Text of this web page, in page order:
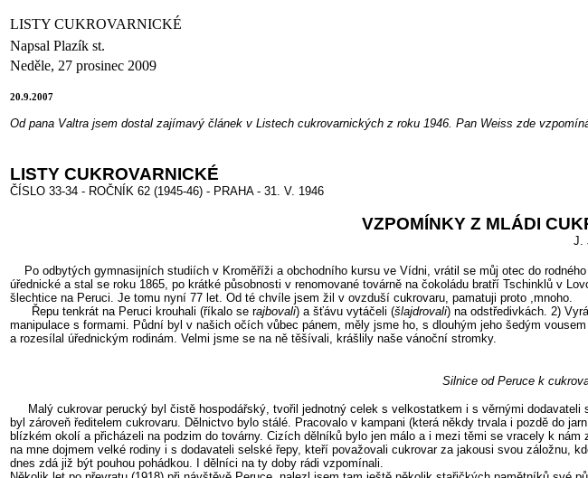
LISTY CUKROVARNICKÉ
Napsal Plazík st.
Neděle, 27 prosinec 2009
20.9.2007
Od pana Valtra jsem dostal zajímavý článek v Listech cukrovarnických z roku 1946. Pan Weiss zde
LISTY CUKROVARNICKÉ
ČÍSLO 33-34 - ROČNÍK 62 (1945-46) - PRAHA - 31. V. 1946
VZPOMÍNKY Z MLÁDI
J.
Po odbytých gymnasijních studiích v Kroměříži a obchodního kursu ve Vídni, vrátil se můj otec do
úřednické a stal se roku 1865, po krátké působnosti v renomované továrně na čokoládu bratří Tschinklů v
šlechtice na Peruci. Je tomu nyní 77 let. Od té chvíle jsem žil v ovzduší cukrovaru, pamatuji proto ,mnoho.
Řepu tenkrát na Peruci krouhali (říkalo se rajbovali) a šťávu vytáčeli (šlajdrovali) na odstředivkách. 2)
manipulace s formami. Půdní byl v našich očích vůbec pánem, měly jsme ho, s dlouhým jeho šedým vousem
a rozesílal úřednickým rodinám. Velmi jsme se na ně těšívali, krášlily naše vánoční stromky.
Silnice od Peruce k
Malý cukrovar perucký byl čistě hospodářský, tvořil jednotný celek s velkostatkem i s věrnými
byl zároveň ředitelem cukrovaru. Dělnictvo bylo stálé. Pracovalo v kampani (která někdy trvala i pozdě do
blízkém okolí a přicházeli na podzim do továrny. Cizích dělníků bylo jen málo a i mezi těmi se vracely k
na mne dojmem velké rodiny i s dodavateli selské řepy, kteří považovali cukrovar za jakousi svou
dnes zdá již být pouhou pohádkou. I dělníci na ty doby rádi vzpomínali.